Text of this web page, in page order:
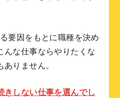
要因をもとに職種を決め
んな仕事ならやりたくな
りません。
きしない仕事を選んでし